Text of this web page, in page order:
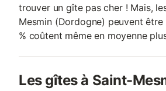
trouver un gîte pas cher ! Mais,
Mesmin (Dordogne) peuvent
% coûtent même en moyenne
Les gîtes à Saint-